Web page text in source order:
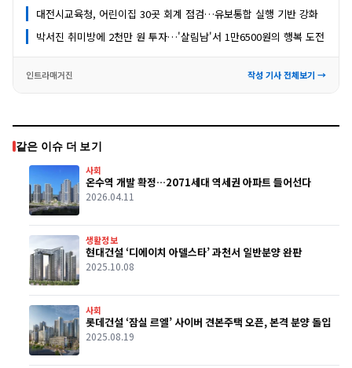
대전시교육청, 어린이집 30곳 회계 점검…유보통합 실행 기반 강화
박서진 취미방에 2천만 원 투자…'살림남'서 1만6500원의 행복 도전
인트라매거진 작성 기사 전체보기 →
같은 이슈 더 보기
사회
온수역 개발 확정…2071세대 역세권 아파트 들어선다
2026.04.11
생활정보
현대건설 ‘디에이치 아델스타’ 과천서 일반분양 완판
2025.10.08
사회
롯데건설 ‘잠실 르엘’ 사이버 견본주택 오픈, 본격 분양 돌입
2025.08.19